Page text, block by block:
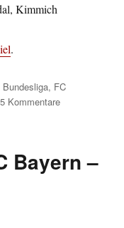
Kimmich
.
Schlagwörter
Bundesliga, FC
Kommentarezu
Hamburger
Bayern –